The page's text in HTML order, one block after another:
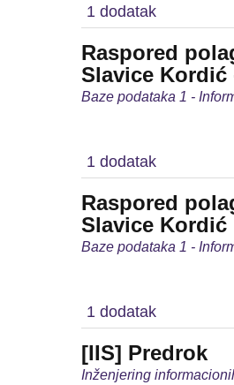
1 dodatak
Raspored
Slavice Kordić
Baze podataka 1 -
1 dodatak
Raspored
Slavice Kordić
Baze podataka 1 -
1 dodatak
[IIS] Predrok
Inženjering